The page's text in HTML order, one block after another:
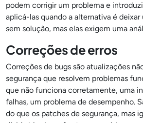
podem corrigir um problema e
aplicá-las quando a alternativa é deixar
sem solução, mas elas exigem uma
Correções de erros
Correções de bugs são atualizações
segurança que resolvem problemas
que não funciona corretamente, uma
falhas, um problema de desempenho.
do que os patches de segurança, mas